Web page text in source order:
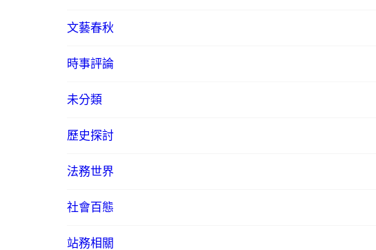
文藝春秋
時事評論
未分類
歷史探討
法務世界
社會百態
站務相關